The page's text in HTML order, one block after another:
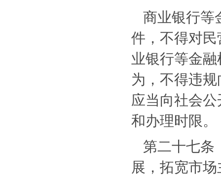
商业银行等
件，不得对
业银行等金
为，不得违
应当向社会
和办理时限。
第二十七
展，拓宽市